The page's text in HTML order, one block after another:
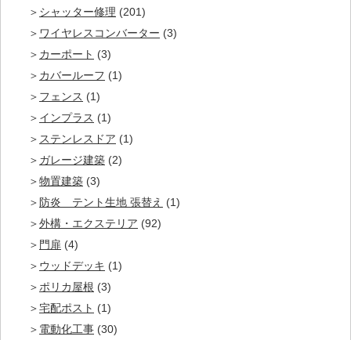
シャッター修理 (201)
ワイヤレスコンバーター (3)
カーポート (3)
カバールーフ (1)
フェンス (1)
インプラス (1)
ステンレスドア (1)
ガレージ建築 (2)
物置建築 (3)
防炎 テント生地 張替え (1)
外構・エクステリア (92)
門扉 (4)
ウッドデッキ (1)
ポリカ屋根 (3)
宅配ポスト (1)
電動化工事 (30)